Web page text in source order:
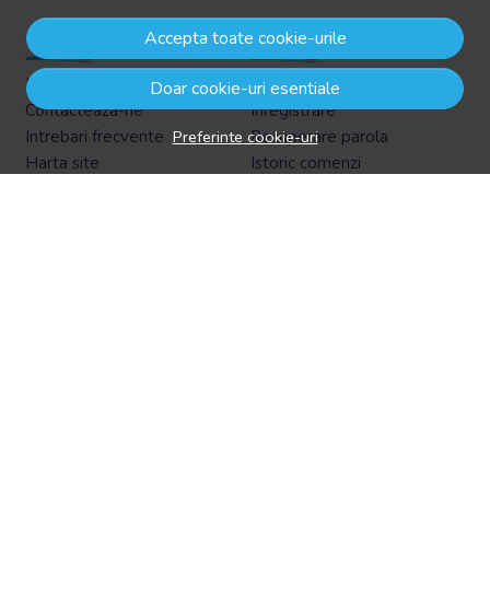
Accepta toate cookie-urile
Doar cookie-uri esentiale
Preferinte cookie-uri
Asistenta
Informatii legale
Contacteaza-ne
Intrebari frecvente
Harta site
Cont client
Contul meu
Inregistrare
Recuperare parola
Istoric comenzi